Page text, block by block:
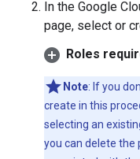
In the Google
page, select or
Roles
Note: If you
create in this
selecting an
you can delete the